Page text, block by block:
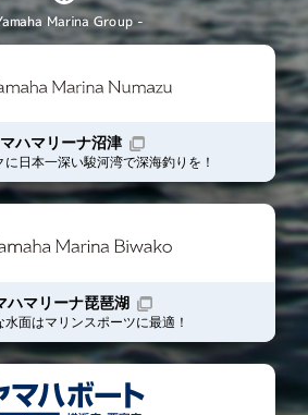
Marina Group -
ハマリーナ沼津
日本一深い駿河湾で深海釣りを！
ハマリーナ琵琶湖
水面はマリンスポーツに最適！